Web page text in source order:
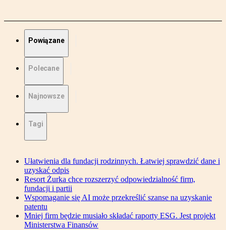
Powiązane
Polecane
Najnowsze
Tagi
Ułatwienia dla fundacji rodzinnych. Łatwiej sprawdzić dane i
uzyskać odpis
Resort Żurka chce rozszerzyć odpowiedzialność firm,
fundacji i partii
Wspomaganie się AI może przekreślić szanse na uzyskanie
patentu
Mniej firm będzie musiało składać raporty ESG. Jest projekt
Ministerstwa Finansów